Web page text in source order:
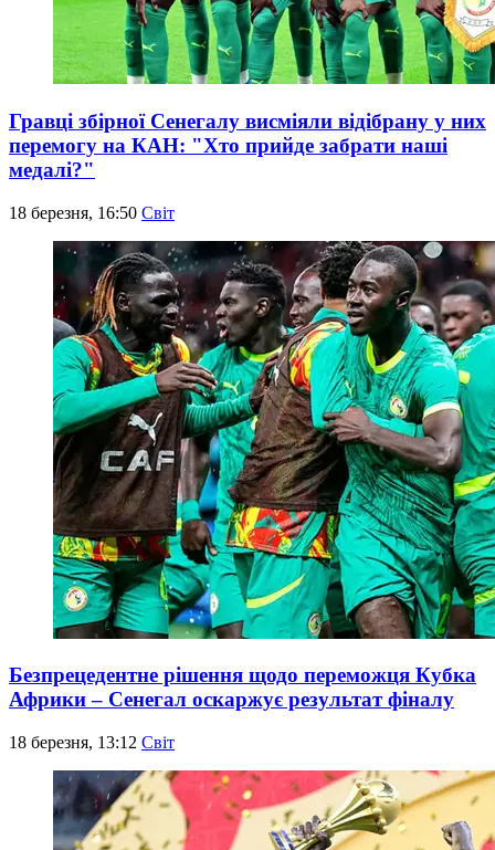
Гравці збірної Сенегалу висміяли відібрану у них
перемогу на КАН: "Хто прийде забрати наші
медалі?"
18 березня, 16:50 Світ
Безпрецедентне рішення щодо переможця Кубка
Африки – Сенегал оскаржує результат фіналу
18 березня, 13:12 Світ